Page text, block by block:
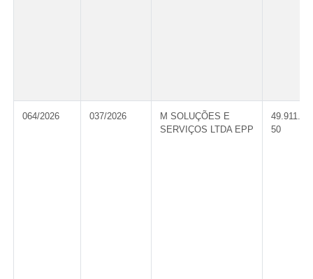
064/2026 037/2026
M SOLUÇÕES E
SERVIÇOS LTDA EPP
50